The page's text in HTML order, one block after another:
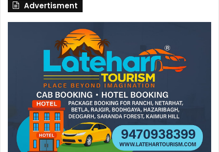
Advertisment